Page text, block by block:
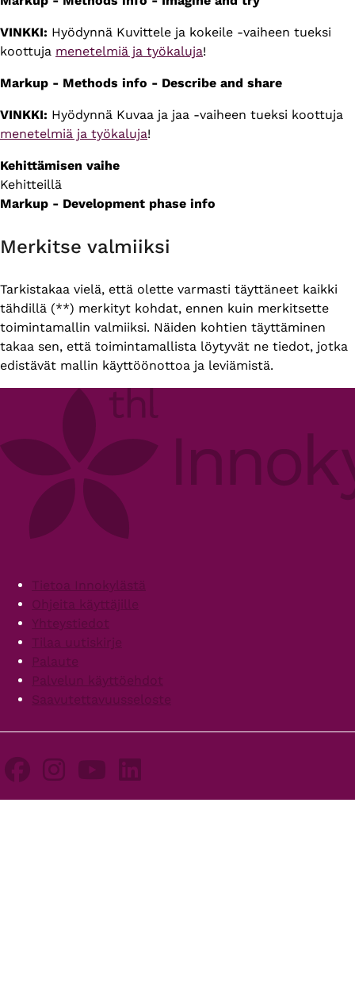
VINKKI: Hyödynnä Kuvittele ja kokeile -vaiheen tueksi
koottuja menetelmiä ja työkaluja!
Markup - Methods info - Describe and share
VINKKI: Hyödynnä Kuvaa ja jaa -vaiheen tueksi koottuja
menetelmiä ja työkaluja!
Kehittämisen vaihe
Kehitteillä
Markup - Development phase info
Merkitse valmiiksi
Tarkistakaa vielä, että olette varmasti täyttäneet kaikki
tähdillä (**) merkityt kohdat, ennen kuin merkitsette
toimintamallin valmiiksi. Näiden kohtien täyttäminen
takaa sen, että toimintamallista löytyvät ne tiedot, jotka
edistävät mallin käyttöönottoa ja leviämistä.
FooterTietoa Innokylästä
Ohjeita käyttäjille
Yhteystiedot
Tilaa uutiskirje
Palaute
Palvelun käyttöehdot
Saavutettavuusseloste